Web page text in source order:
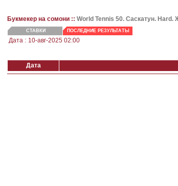
Букмекер на сомони :: World Tennis 50. Саскатун.
СТАВКИ ПОСЛЕДНИЕ РЕЗУЛЬТАТЫ
Дата : 10-авг-2025 02:00
Дата